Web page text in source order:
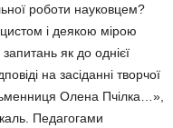
роботи науковцем?
і деякою мірою
як до однієї
на засіданні творчої
Олена Пчілка…»,
Педагогами